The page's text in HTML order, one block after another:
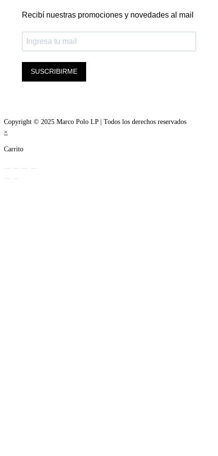
Recibí nuestras promociones y novedades al mail
SUSCRIBIRME
Copyright © 2025 Marco Polo LP | Todos los derechos reservados
×
Carrito